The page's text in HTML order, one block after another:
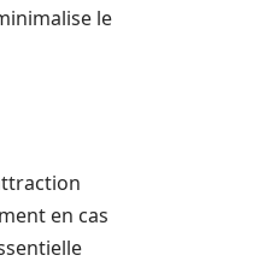
le
en cas